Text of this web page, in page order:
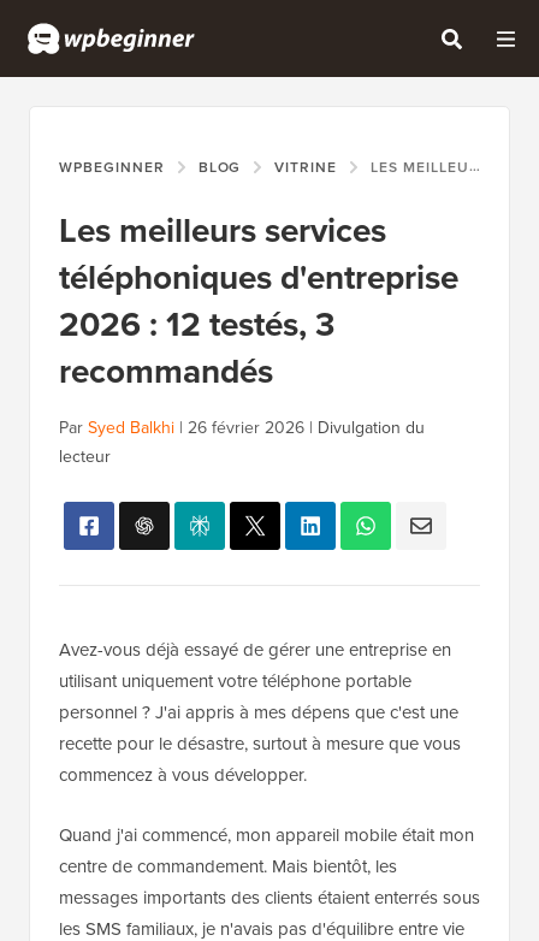
WPBEGINNER BLOG VITRINE LES MEILLEURS SERVICES TÉLÉPHONIQUES D'ENTREPRISE 2026 : 12 TESTÉS, 3 RECOMMANDÉS
Les meilleurs services
téléphoniques d'entreprise
2026 : 12 testés, 3
recommandés
ParSyed Balkhi | 26 février 2026 | Divulgation du
lecteur
Avez-vous déjà essayé de gérer une entreprise en
utilisant uniquement votre téléphone portable
personnel ? J'ai appris à mes dépens que c'est une
recette pour le désastre, surtout à mesure que vous
commencez à vous développer.
Quand j'ai commencé, mon appareil mobile était mon
centre de commandement. Mais bientôt, les
messages importants des clients étaient enterrés sous
les SMS familiaux, je n'avais pas d'équilibre entre vie